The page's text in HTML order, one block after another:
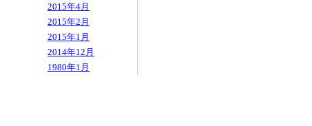
2015年4月
2015年2月
2015年1月
2014年12月
1980年1月